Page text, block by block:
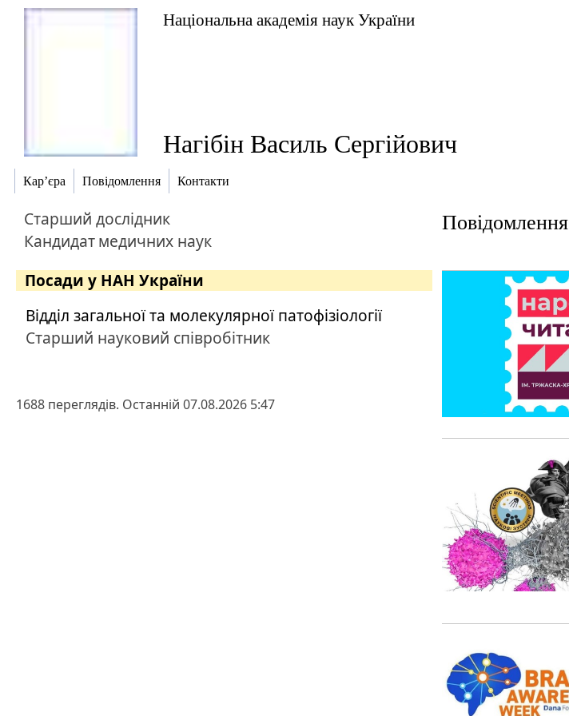
Національна академія наук України
Нагібін Василь Сергійович
Кар’єра Повідомлення Контакти
Старший дослідник
Кандидатмедичних наук
Посади у НАН України
Відділ загальної та молекулярної патофізіології
Старший науковий співробітник
1688 переглядів. Останній 07.08.2026 5:47
Повідомлення